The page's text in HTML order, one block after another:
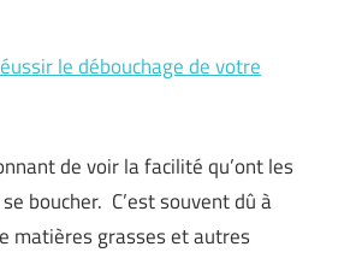
le débouchage de votre
de voir la facilité qu’ont les
boucher. C’est souvent dû à
matières grasses et autres